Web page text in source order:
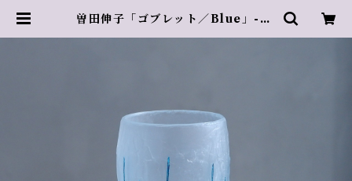
曽田伸子「ゴブレット／Blue」-6 |